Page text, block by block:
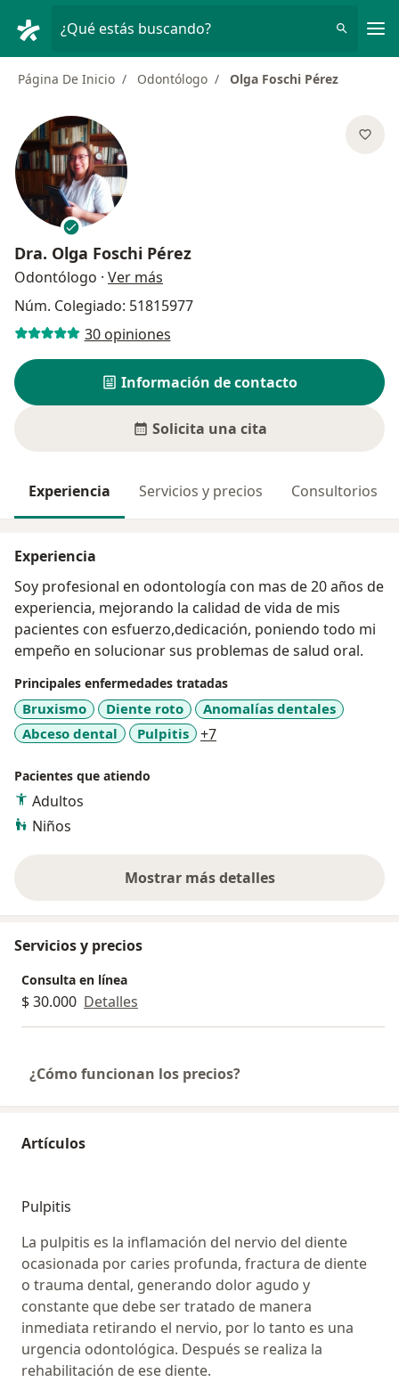
¿Qué estás buscando?
Página De Inicio Odontólogo Olga Foschi Pérez
Dra. Olga Foschi Pérez
Odontólogo · Ver más
Núm. Colegiado: 51815977
30 opiniones
Información de contacto
Solicita una cita
Experiencia Servicios y precios Consultorios
Experiencia
Soy profesional en odontología con mas de 20 años de
experiencia, mejorando la calidad de vida de mis
pacientes con esfuerzo,dedicación, poniendo todo mi
empeño en solucionar sus problemas de salud oral.
Principales enfermedades tratadas
Bruxismo Diente roto
Anomalías dentales
Abceso dental
Pulpitis +7a11y_sr_more_diseases
Pacientes que atiendo
Adultos
Niños
Mostrar más detalles
sobre la experiencia
Servicios y precios
Consulta en línea
$ 30.000 Detalles
¿Cómo funcionan los precios?
Artículos
Pulpitis
La pulpitis es la inflamación del nervio del diente
ocasionada por caries profunda, fractura de diente
o trauma dental, generando dolor agudo y
constante que debe ser tratado de manera
inmediata retirando el nervio, por lo tanto es una
urgencia odontológica. Después se realiza la
rehabilitación de ese diente.